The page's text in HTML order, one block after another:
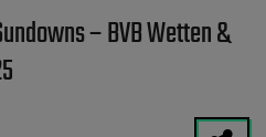
– BVB Wetten &